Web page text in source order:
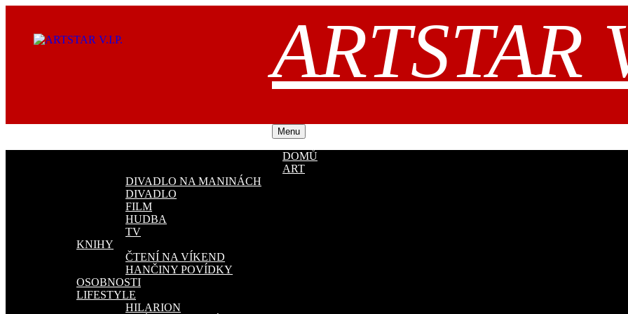
obsahu
ARTSTAR
Menu
DOMŮ
ART
DIVADLO NA MANINÁCH
DIVADLO
FILM
HUDBA
TV
KNIHY
ČTENÍ NA VÍKEND
HANČINY POVÍDKY
OSOBNOSTI
LIFESTYLE
HILARION